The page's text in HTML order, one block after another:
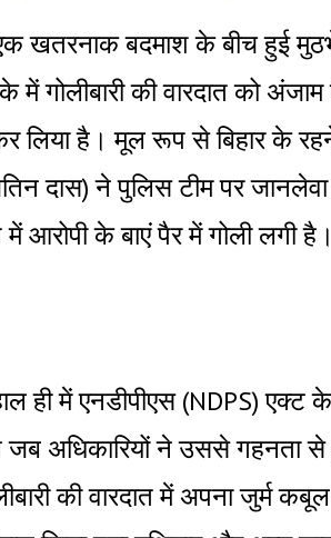
खतरनाक बदमाश के बीच हुई
गोलीबारी की वारदात को
लिया है। मूल रूप से बिहार के
दास) ने पुलिस टीम पर
में आरोपी के बाएं पैर में गोली
ही में एनडीपीएस (NDPS) एक्ट
जब अधिकारियों ने उससे गहनता
की वारदात में अपना जुर्म